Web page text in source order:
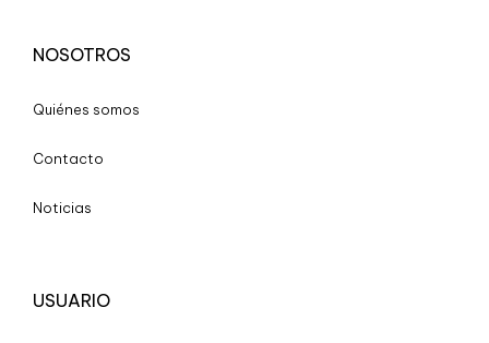
NOSOTROS
Quiénes somos
Contacto
Noticias
USUARIO